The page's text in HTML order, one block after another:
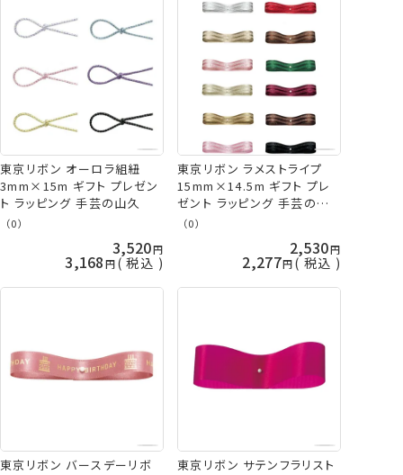
東京リボン オーロラ組紐
3mm×15m ギフト プレゼン
ト ラッピング 手芸の山久
（0）
3,520
3,168 税込
東京リボン ラメストライプ
15mm×14.5m ギフト プレ
ゼント ラッピング 手芸の山
久
（0）
2,530
2,277 税込
東京リボン バースデーリボ
東京リボン サテンフラリスト